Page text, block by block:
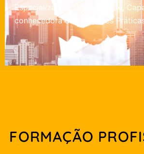
Especialização. Credibilidade,
conhecedora das Melhores
FORMAÇÃO